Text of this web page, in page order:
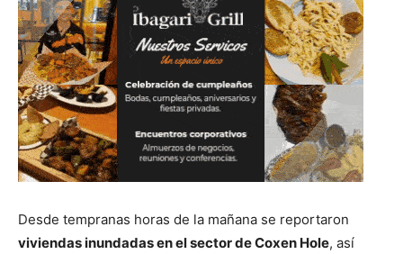
Desde tempranas horas de la mañana se reportaron
viviendas inundadas en el sector de Coxen Hole, así